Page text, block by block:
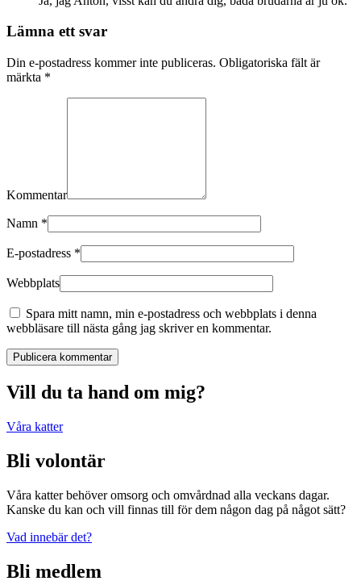
Lämna ett svar
Din e-postadress kommer inte publiceras. Obligatoriska fält är
märkta *
Kommentar
Namn *
E-postadress *
Webbplats
Spara mitt namn, min e-postadress och webbplats i denna
webbläsare till nästa gång jag skriver en kommentar.
Publicera kommentar
Vill du ta hand om mig?
Våra katter
Bli volontär
Våra katter behöver omsorg och omvårdnad alla veckans dagar.
Kanske du kan och vill finnas till för dem någon dag på något sätt?
Vad innebär det?
Bli medlem